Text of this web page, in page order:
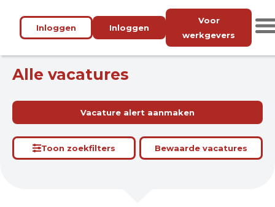
Inloggen Inloggen
Voor
werkgevers
Alle vacatures
Vacature alert aanmaken
Toon zoekfilters Bewaarde vacatures